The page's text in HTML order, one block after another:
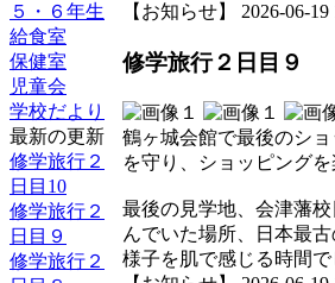
５・６年生
給食室
保健室
児童会
学校だより
最新の更新
修学旅行２
日目10
修学旅行２
日目９
修学旅行２
【お知らせ】 2026-06-19
修学旅行２日目９
鶴ヶ城会館で最後のシ
を守り、ショッピングを
最後の見学地、会津藩
んでいた場所、日本最
様子を肌で感じる時間で